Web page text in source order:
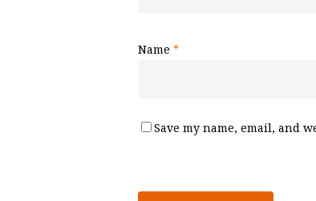
Name *
Save my name, email, and